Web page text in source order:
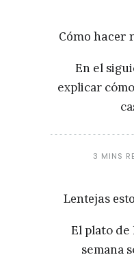
Cómo hacer
En el
explicar
3 MINS
Lentejas
El plato de
semana